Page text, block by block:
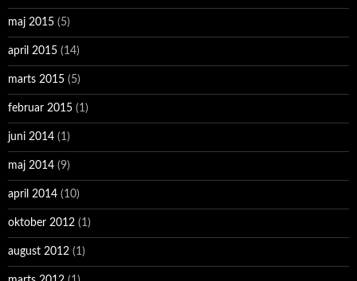
maj 2015 (5)
april 2015 (14)
marts 2015 (5)
februar 2015 (1)
juni 2014 (1)
maj 2014 (9)
april 2014 (10)
oktober 2012 (1)
august 2012 (1)